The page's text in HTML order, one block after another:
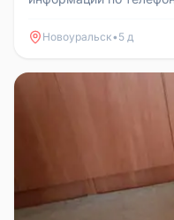
Новоуральск• 5 д